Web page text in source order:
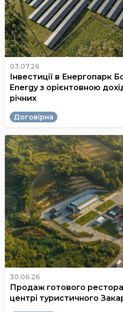
03.07.26
Інвестиції в Енергопарк
Energy з орієнтовною
річних
Договірна
30.06.26
Продаж готового
центрі туристичного